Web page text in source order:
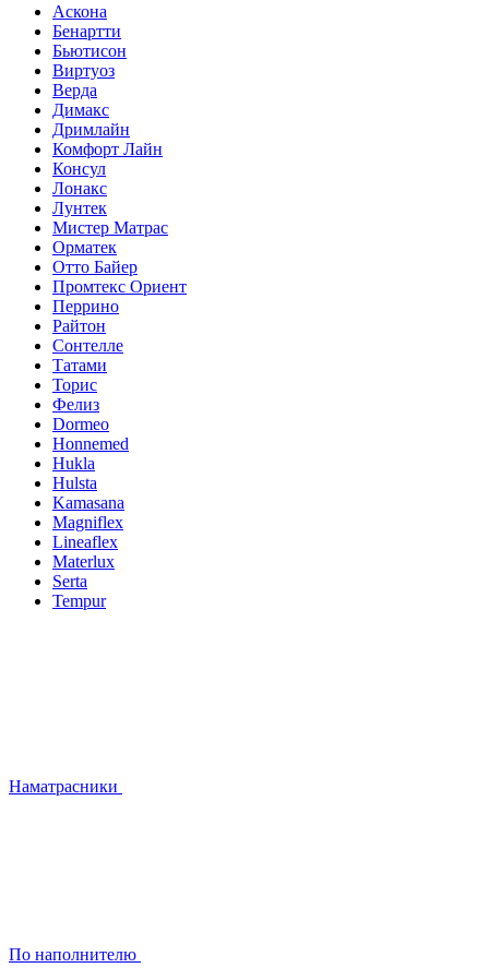
Аскона
Бенартти
Бьютисон
Виртуоз
Верда
Димакс
Дримлайн
Комфорт Лайн
Консул
Лонакс
Лунтек
Мистер Матрас
Орматек
Отто Байер
Промтекс Ориент
Перрино
Райтон
Сонтелле
Татами
Торис
Фелиз
Dormeo
Honnemed
Hukla
Hulsta
Kamasana
Magniflex
Lineaflex
Materlux
Serta
Tempur
Наматрасники
По наполнителю